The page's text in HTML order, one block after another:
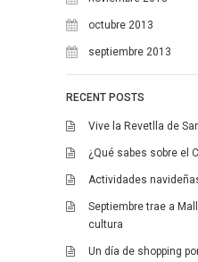
octubre 2013
septiembre 2013
RECENT POSTS
Vive la Revetlla de
¿Qué sabes sobre el
Actividades
Septiembre trae a
cultura
Un día de shopping